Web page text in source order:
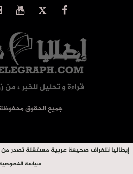
© جميع الحقوق محفوظة 2026
إيطاليا تلغراف صحيفة عربية مستقلة تصدر من
سياسة